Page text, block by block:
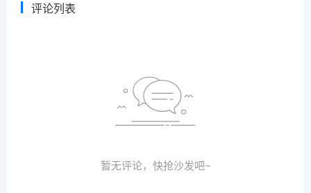
评论列表
暂无评论，快抢沙发吧~